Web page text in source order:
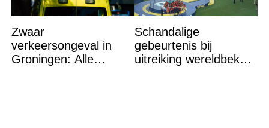
Zwaar
verkeersongeval in
Groningen: Alle
Schandalige
gebeurtenis bij
uitreiking wereldbeker